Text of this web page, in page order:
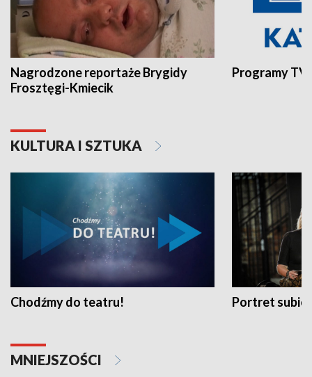
Nagrodzone reportaże Brygidy
Frosztęgi-Kmiecik
Programy
KULTURA I SZTUKA
Chodźmy do teatru! Portret
MNIEJSZOŚCI